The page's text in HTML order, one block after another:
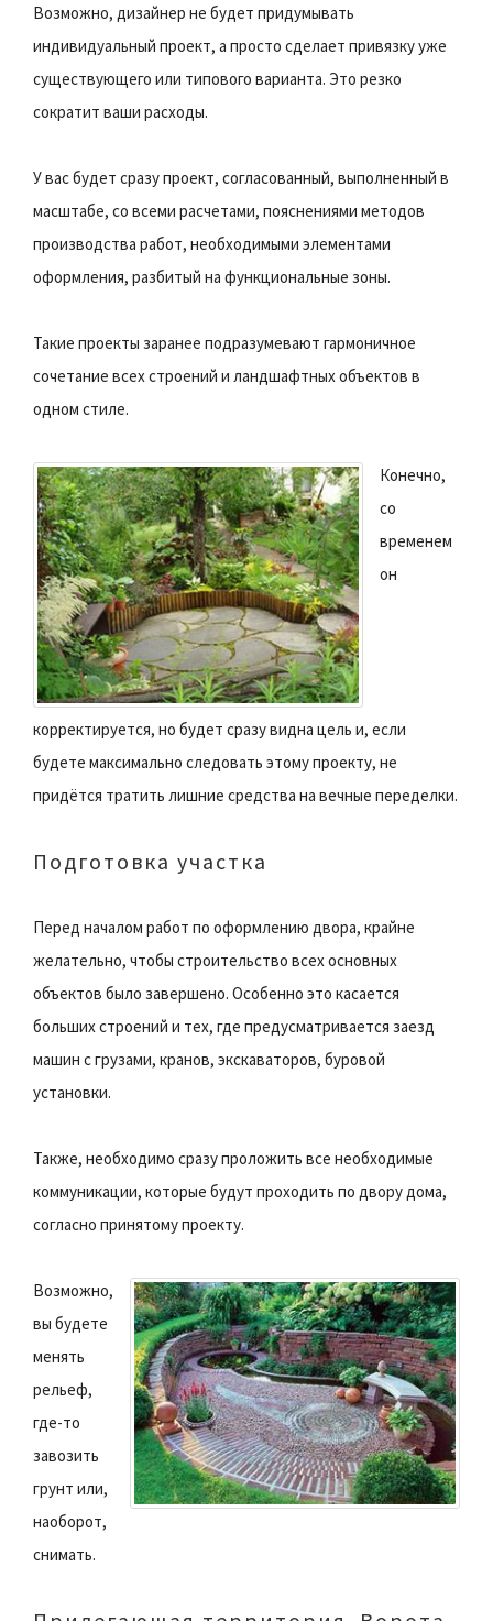
Возможно, дизайнер не будет придумывать
индивидуальный проект, а просто сделает привязку уже
существующего или типового варианта. Это резко
сократит ваши расходы.
У вас будет сразу проект, согласованный, выполненный в
масштабе, со всеми расчетами, пояснениями методов
производства работ, необходимыми элементами
оформления, разбитый на функциональные зоны.
Такие проекты заранее подразумевают гармоничное
сочетание всех строений и ландшафтных объектов в
одном стиле.
Конечно,
со
временем
он
корректируется, но будет сразу видна цель и, если
будете максимально следовать этому проекту, не
придётся тратить лишние средства на вечные переделки.
Подготовка участка
Перед началом работ по оформлению двора, крайне
желательно, чтобы строительство всех основных
объектов было завершено. Особенно это касается
больших строений и тех, где предусматривается заезд
машин с грузами, кранов, экскаваторов, буровой
установки.
Также, необходимо сразу проложить все необходимые
коммуникации, которые будут проходить по двору дома,
согласно принятому проекту.
Возможно,
вы будете
менять
рельеф,
где-то
завозить
грунт или,
наоборот,
снимать.